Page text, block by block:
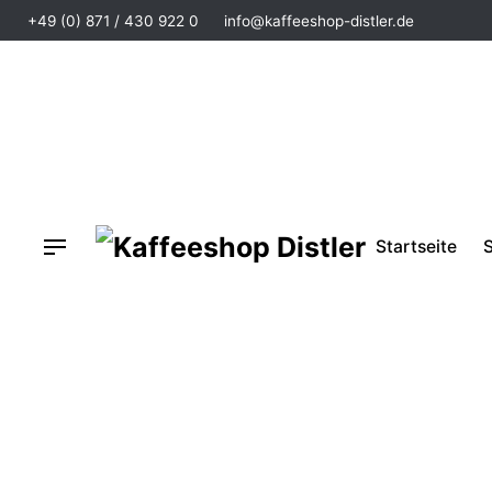
+49 (0) 871 / 430 922 0 info@kaffeeshop-distler.de
Startseite